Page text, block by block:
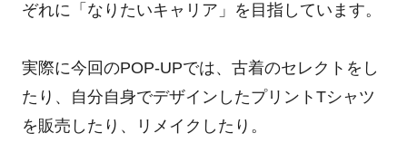
ぞれに「なりたいキャリア」を目指しています。
実際に今回のPOP-UPでは、古着のセレクトをし
たり、自分自身でデザインしたプリントTシャツ
を販売したり、リメイクしたり。